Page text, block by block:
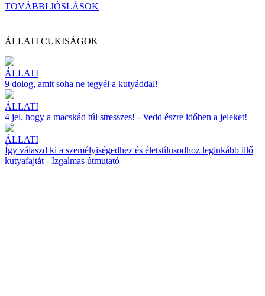
TOVÁBBI JÓSLÁSOK
ÁLLATI CUKISÁGOK
ÁLLATI
9 dolog, amit soha ne tegyél a kutyáddal!
ÁLLATI
4 jel, hogy a macskád túl stresszes! - Vedd észre időben a jeleket!
ÁLLATI
Így válaszd ki a személyiségedhez és életstílusodhoz leginkább illő
kutyafajtát - Izgalmas útmutató